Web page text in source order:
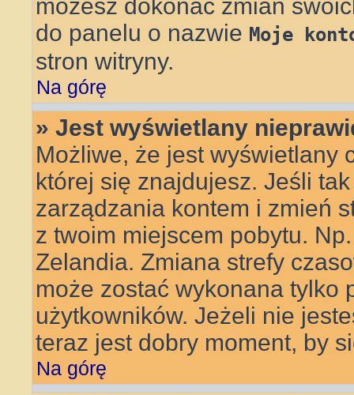
możesz dokonać zmian
do panelu o nazwie Moje
stron witryny.
Na górę
» Jest wyświetlany
Możliwe, że jest wyświetlany
której się znajdujesz. Jeśli
zarządzania kontem i zmień
z twoim miejscem pobytu.
Zelandia. Zmiana strefy
może zostać wykonana tylko
użytkowników. Jeżeli nie
teraz jest dobry moment, by
Na górę